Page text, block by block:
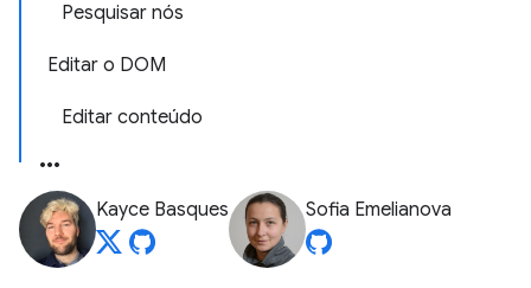
Pesquisar nós
Editar o DOM
Editar conteúdo
Kayce Basques Sofia Emelianova